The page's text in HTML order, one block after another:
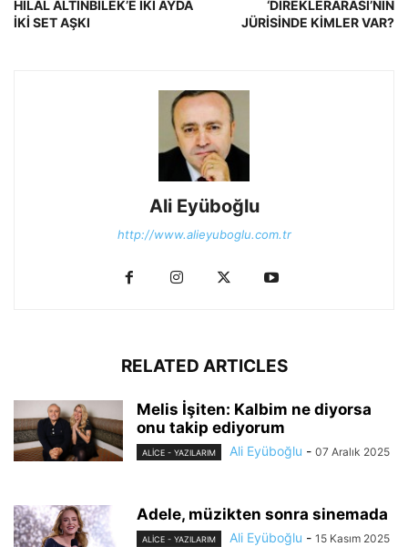
HİLAL ALTINBİLEK’E İKİ AYDA
İKİ SET AŞKI
‘DİREKLERARASI’NIN
JÜRİSİNDE KİMLER VAR?
Ali Eyüboğlu
http://www.alieyuboglu.com.tr
RELATED ARTICLES
Melis İşiten: Kalbim ne diyorsa
onu takip ediyorum
ALİCE - YAZILARIM Ali Eyüboğlu - 07 Aralık 2025
Adele, müzikten sonra sinemada
ALİCE - YAZILARIM Ali Eyüboğlu - 15 Kasım 2025